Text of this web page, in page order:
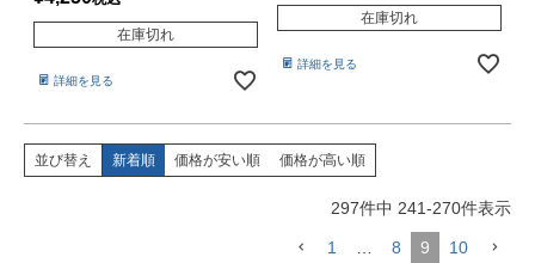
在庫切れ
詳細を見る
在庫切れ
詳細を見る
並び替え 新着順 価格が安い順 価格が高い順
297件中 241-270件表示
1 8 9 10